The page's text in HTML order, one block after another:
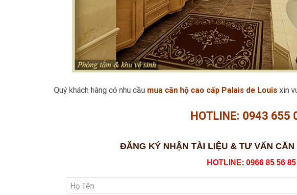
Quý khách hàng có nhu cầu mua căn hộ cao cấp Palais de Louis xin
HOTLINE: 0943 655
ĐĂNG KÝ NHẬN TÀI LIỆU & TƯ VẤN
HOTLINE: 0966 85 56 85